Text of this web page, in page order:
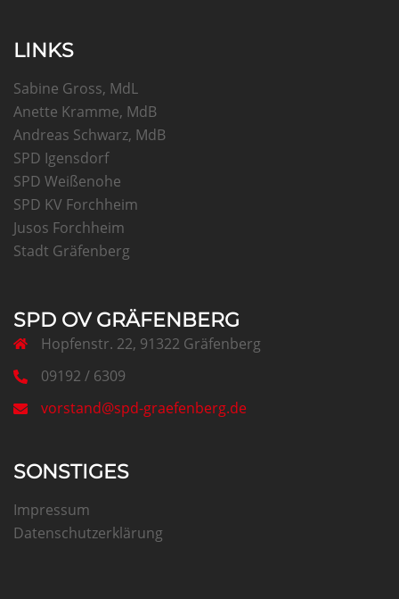
LINKS
Sabine Gross, MdL
Anette Kramme, MdB
Andreas Schwarz, MdB
SPD Igensdorf
SPD Weißenohe
SPD KV Forchheim
Jusos Forchheim
Stadt Gräfenberg
SPD OV GRÄFENBERG
Hopfenstr. 22, 91322 Gräfenberg
09192 / 6309
vorstand@spd-graefenberg.de
SONSTIGES
Impressum
Datenschutzerklärung